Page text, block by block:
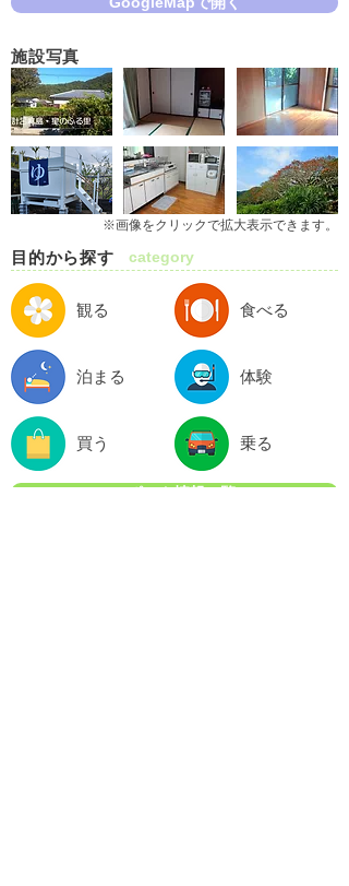
施設写真
※画像をクリックで拡大表示できます。
目的から探す category
観る 食べる
泊まる 体験
買う 乗る
スポット情報一覧